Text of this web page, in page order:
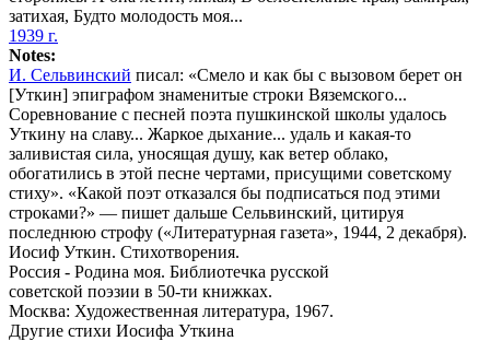
затихая, Будто молодость моя...
1939 г.
Notes:
И. Сельвинский писал: «Смело и как бы с вызовом берет он
[Уткин] эпиграфом знаменитые строки Вяземского...
Соревнование с песней поэта пушкинской школы удалось
Уткину на славу... Жаркое дыхание... удаль и какая-то
заливистая сила, уносящая душу, как ветер облако,
обогатились в этой песне чертами, присущими советскому
стиху». «Какой поэт отказался бы подписаться под этими
строками?» — пишет дальше Сельвинский, цитируя
последнюю строфу («Литературная газета», 1944, 2 декабря).
Иосиф Уткин. Стихотворения.
Россия - Родина моя. Библиотечка русской
советской поэзии в 50-ти книжках.
Москва: Художественная литература, 1967.
Другие стихи Иосифа Уткина